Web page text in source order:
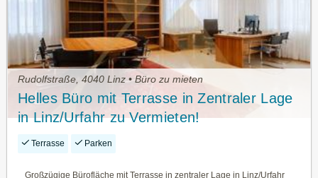
Rudolfstraße, 4040 Linz • Büro zu mieten
Helles Büro mit Terrasse in Zentraler Lage
in Linz/Urfahr zu Vermieten!
Terrasse Parken
Großzügige Bürofläche mit Terrasse in zentraler Lage in Linz/Urfahr